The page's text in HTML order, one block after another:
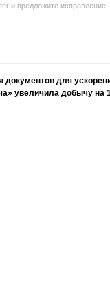
и предложите исправление
документов для
увеличила добычу на